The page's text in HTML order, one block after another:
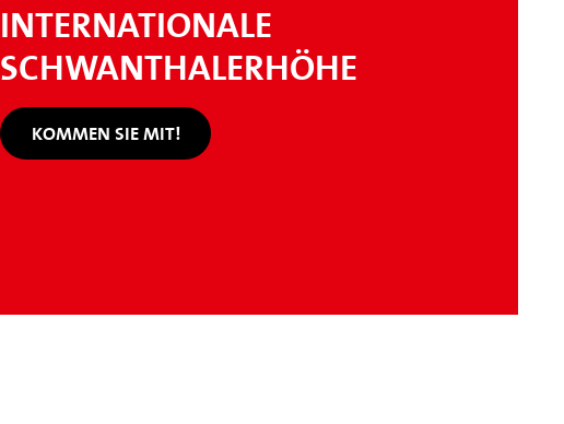
INTERNATIONALE
SCHWANTHALERHÖHE
KOMMEN SIE MIT!